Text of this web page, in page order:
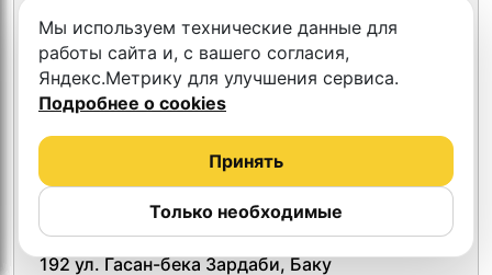
THE VOX BAKU (Baku Podcasters)
192 ул. Гасан-бека Зардаби, Баку
Мы используем технические данные для
работы сайта и, с вашего согласия,
Яндекс.Метрику для улучшения сервиса.
Подробнее о cookies
Только необходимые
Принять